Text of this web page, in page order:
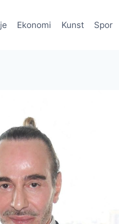
Ekonomi Kunst Spor